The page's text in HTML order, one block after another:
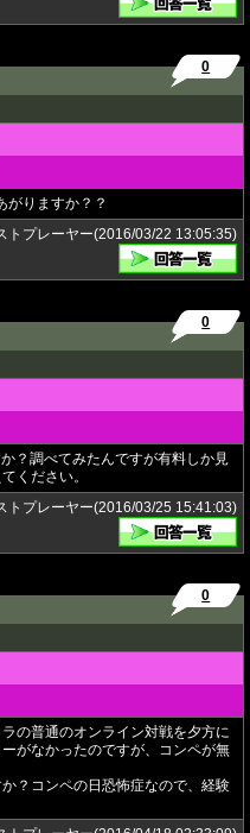
0
がりますか？？
トプレーヤー(2016/03/22 13:05:35)
0
？調べてみたんですが有料しか見
ください。
トプレーヤー(2016/03/25 15:41:03)
0
の普通のオンライン対戦を夕方に
がなかったのですが、コンペが無
？コンペの日恐怖症なので、経験